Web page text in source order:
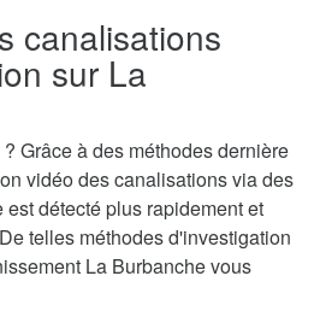
canalisations
sur La
Grâce à des méthodes dernière
vidéo des canalisations via des
détecté plus rapidement et
telles méthodes d'investigation
La Burbanche vous